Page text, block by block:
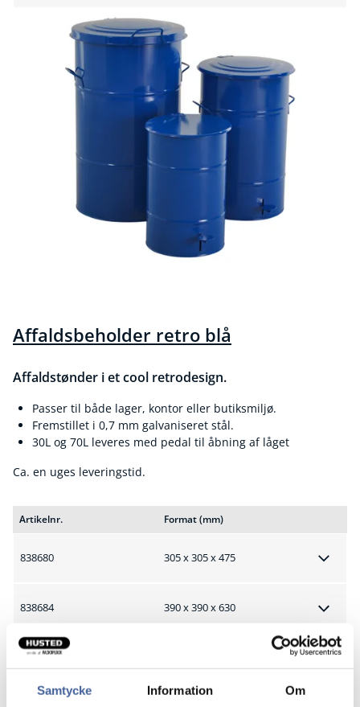
Samtycke Information Om
Affaldsbeholder retro blå
Affaldstønder i et cool retrodesign.
Passer til både lager, kontor eller butiksmiljø.
Fremstillet i 0,7 mm galvaniseret stål.
30L og 70L leveres med pedal til åbning af låget
Ca. en uges leveringstid.
Artikelnr. Format (mm)
838680 305 x 305 x 475
838684 390 x 390 x 630
838689